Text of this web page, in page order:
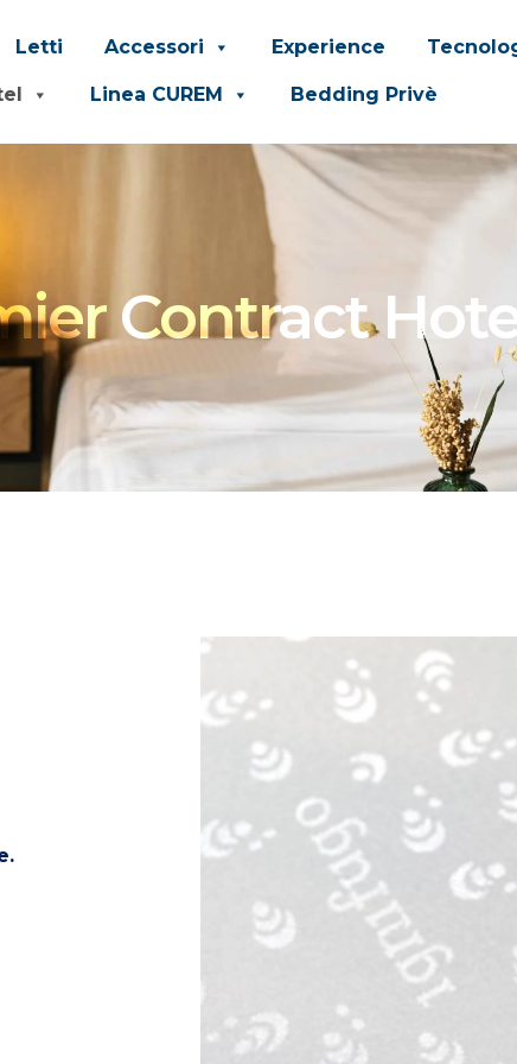
Letti Accessori Experience
Linea CUREM Bedding Privè
Contract